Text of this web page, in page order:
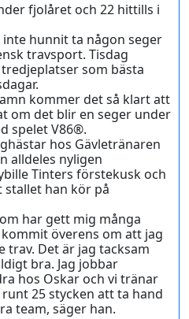
fjolåret och 22 hittills i
hunnit ta någon seger
travsport. Tisdag
som bästa
kommer det så klart att
om det blir en seger under
spelet V86®.
hos Gävletränaren
alldeles nyligen
Tinters förstekusk och
han kör på
har gett mig många
överens om att jag
trav. Det är jag tacksam
bra. Jag jobbar
hos Oskar och vi tränar
25 stycken att ta hand
team, säger han.